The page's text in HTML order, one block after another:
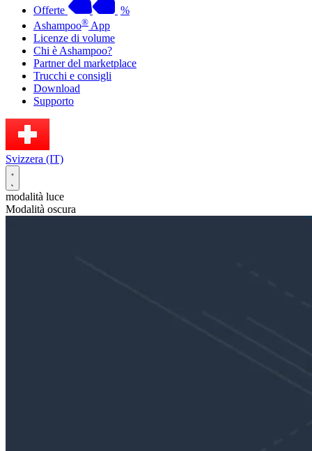
Offerte
%
Ashampoo® App
Licenze di volume
Chi è Ashampoo?
Partner del marketplace
Trucchi e consigli
Download
Supporto
Svizzera (IT)
modalità luce
Modalità oscura